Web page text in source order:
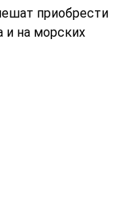
приобрести
и на морских